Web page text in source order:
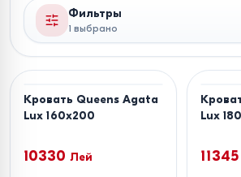
Фильтры
1 выбрано
Кровать Queens Agata
Lux 160x200
10330 Лей
Lux
11345